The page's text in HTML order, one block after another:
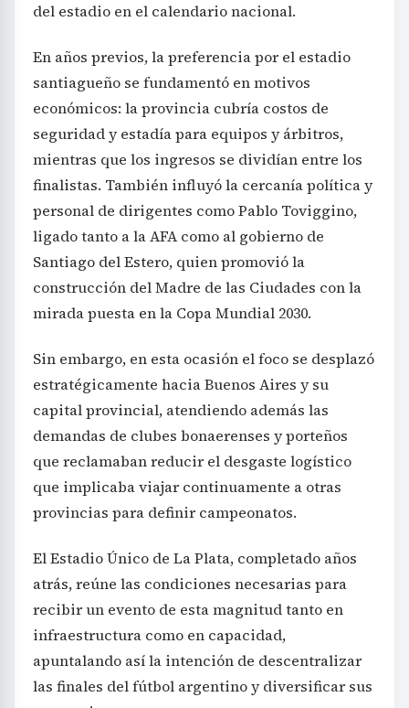
del estadio en el calendario nacional.
En años previos, la preferencia por el estadio
santiagueño se fundamentó en motivos
económicos: la provincia cubría costos de
seguridad y estadía para equipos y árbitros,
mientras que los ingresos se dividían entre los
finalistas. También influyó la cercanía política y
personal de dirigentes como Pablo Toviggino,
ligado tanto a la AFA como al gobierno de
Santiago del Estero, quien promovió la
construcción del Madre de las Ciudades con la
mirada puesta en la Copa Mundial 2030.
Sin embargo, en esta ocasión el foco se desplazó
estratégicamente hacia Buenos Aires y su
capital provincial, atendiendo además las
demandas de clubes bonaerenses y porteños
que reclamaban reducir el desgaste logístico
que implicaba viajar continuamente a otras
provincias para definir campeonatos.
El Estadio Único de La Plata, completado años
atrás, reúne las condiciones necesarias para
recibir un evento de esta magnitud tanto en
infraestructura como en capacidad,
apuntalando así la intención de descentralizar
las finales del fútbol argentino y diversificar sus